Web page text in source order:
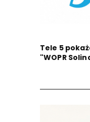
Tele 5
"WOPR